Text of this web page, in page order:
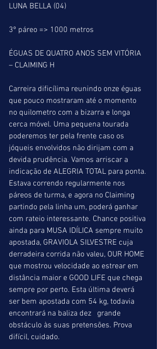
LUNA BELLA (04)
3º páreo => 1000 metros
ÉGUAS DE QUATRO ANOS SEM VITÓRIA
– CLAIMING H
Carreira dificílima reunindo onze éguas
que pouco mostraram até o momento
no quilometro com a bizarra e longa
cerca móvel. Uma pequena tourada
poderemos ter pela frente caso os
jóqueis envolvidos não dirijam com a
devida prudência. Vamos arriscar a
indicação de ALEGRIA TOTAL para ponta.
Estava correndo regularmente nos
páreos de turma, e agora no Claiming
partindo pela linha um, poderá ganhar
com rateio interessante. Chance positiva
ainda para MUSA IDÍLICA sempre muito
apostada, GRAVIOLA SILVESTRE cuja
derradeira corrida não valeu, OUR HOME
que mostrou velocidade ao estrear em
distância maior e GOOD LIFE que chega
sempre por perto. Esta última deverá
ser bem apostada com 54 kg, todavia
encontrará na baliza dez   grande
obstáculo às suas pretensões. Prova
difícil, cuidado.